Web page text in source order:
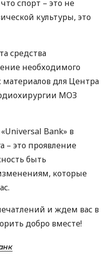
спорт – это не
культуры, это
средства
необходимого
для Центра
МОЗ
Bank» в
– это проявление
быть
которые
и ждем вас в
добро вместе!